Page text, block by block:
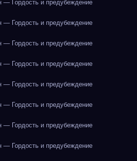
— Гордость и предубеждение
— Гордость и предубеждение
— Гордость и предубеждение
— Гордость и предубеждение
— Гордость и предубеждение
— Гордость и предубеждение
— Гордость и предубеждение
— Гордость и предубеждение